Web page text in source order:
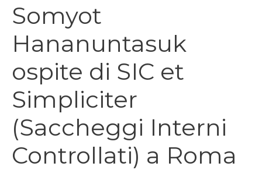
Somyot
Hananuntasuk
ospite di SIC et
Simpliciter
(Saccheggi Interni
Controllati) a Roma